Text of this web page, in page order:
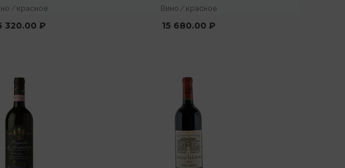
/ красное
320.00 ₽
Вино / красное
15 680.00 ₽